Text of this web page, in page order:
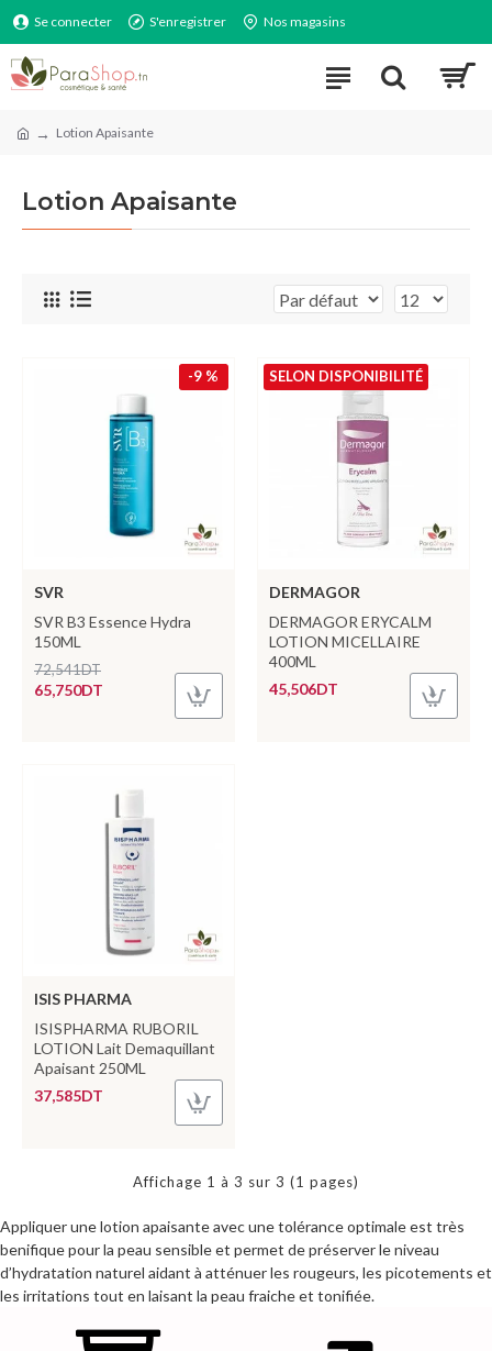
Se connecter S'enregistrer Nos magasins
Lotion Apaisante
Lotion Apaisante
-9 %
SVR
SVR B3 Essence Hydra
150ML
65,750DT
72,541DT
SELON DISPONIBILITÉ
DERMAGOR
DERMAGOR ERYCALM
LOTION MICELLAIRE
400ML
45,506DT
ISIS PHARMA
ISISPHARMA RUBORIL
LOTION Lait Demaquillant
Apaisant 250ML
37,585DT
Affichage 1 à 3 sur 3 (1 pages)
Appliquer une lotion apaisante avec une tolérance optimale est très
benifique pour la peau sensible et permet de préserver le niveau
d’hydratation naturel aidant à atténuer les rougeurs, les picotements et
les irritations tout en laisant la peau fraiche et tonifiée.